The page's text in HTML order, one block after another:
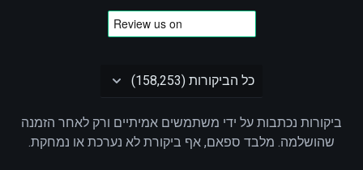
ביקורות נכתבות על ידי משתמשים אמיתיים ורק לאחר הזמנה
שהושלמה. מלבד ספאם, אף ביקורת לא נערכת או נמחקת.